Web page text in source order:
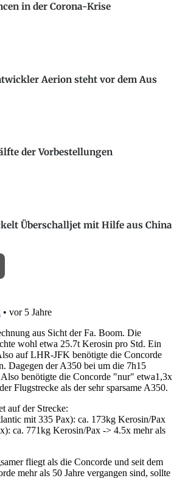
in der Corona-Krise
Aerion steht vor dem Aus
der Vorbestellungen
Überschalljet mit Hilfe aus China